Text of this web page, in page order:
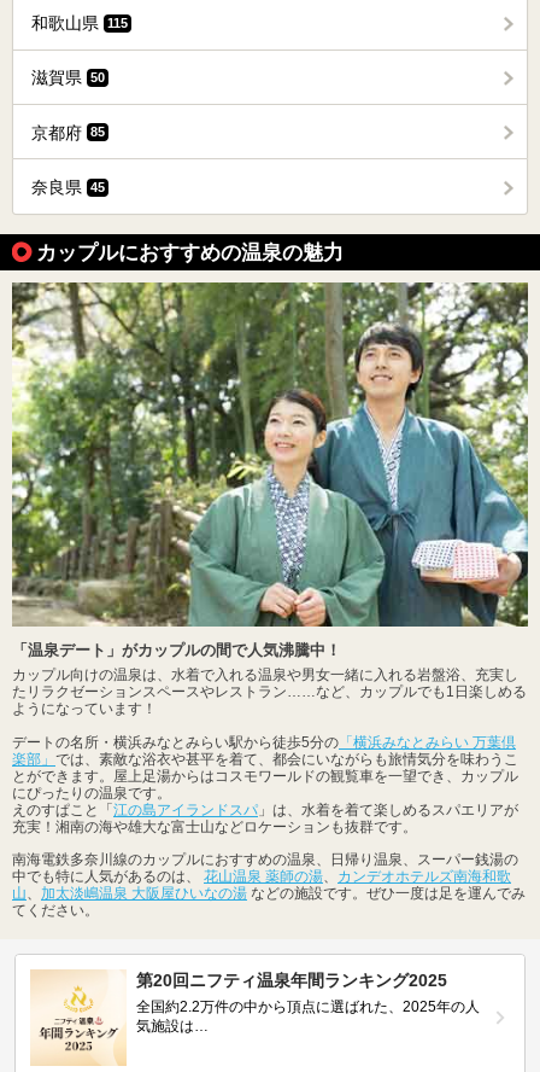
和歌山県 115
滋賀県 50
京都府 85
奈良県 45
カップルにおすすめの温泉の魅力
「温泉デート」がカップルの間で人気沸騰中！
カップル向けの温泉は、水着で入れる温泉や男女一緒に入れる岩盤浴、充実し
たリラクゼーションスペースやレストラン……など、カップルでも1日楽しめる
ようになっています！
デートの名所・横浜みなとみらい駅から徒歩5分の 「横浜みなとみらい 万葉倶
楽部」 では、素敵な浴衣や甚平を着て、都会にいながらも旅情気分を味わうこ
とができます。屋上足湯からはコスモワールドの観覧車を一望でき、カップル
にぴったりの温泉です。
えのすぱこと「江の島アイランドスパ 」は、水着を着て楽しめるスパエリアが
充実！湘南の海や雄大な富士山などロケーションも抜群です。
南海電鉄多奈川線のカップルにおすすめの温泉、日帰り温泉、スーパー銭湯の
中でも特に人気があるのは、 花山温泉 薬師の湯
カンデオホテルズ南海和歌
山
加太淡嶋温泉 大阪屋ひいなの湯 などの施設です。ぜひ一度は足を運んでみ
てください。
第20回ニフティ温泉年間ランキング2025
全国約2.2万件の中から頂点に選ばれた、2025年の人
気施設は…